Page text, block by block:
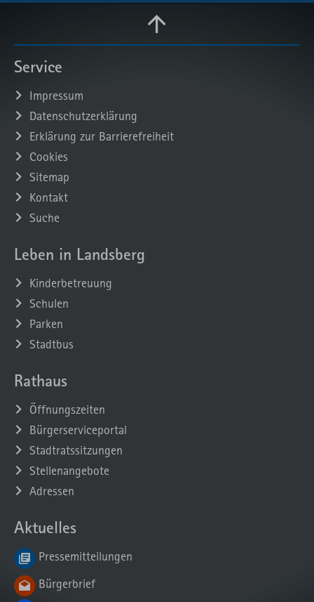
Service
Impressum
Datenschutzerklärung
Erklärung zur Barrierefreiheit
Cookies
Sitemap
Kontakt
Suche
Leben in Landsberg
Kinderbetreuung
Schulen
Parken
Stadtbus
Rathaus
Öffnungszeiten
Bürgerserviceportal
Stadtratssitzungen
Stellenangebote
Adressen
Aktuelles
Pressemitteilungen
Bürgerbrief